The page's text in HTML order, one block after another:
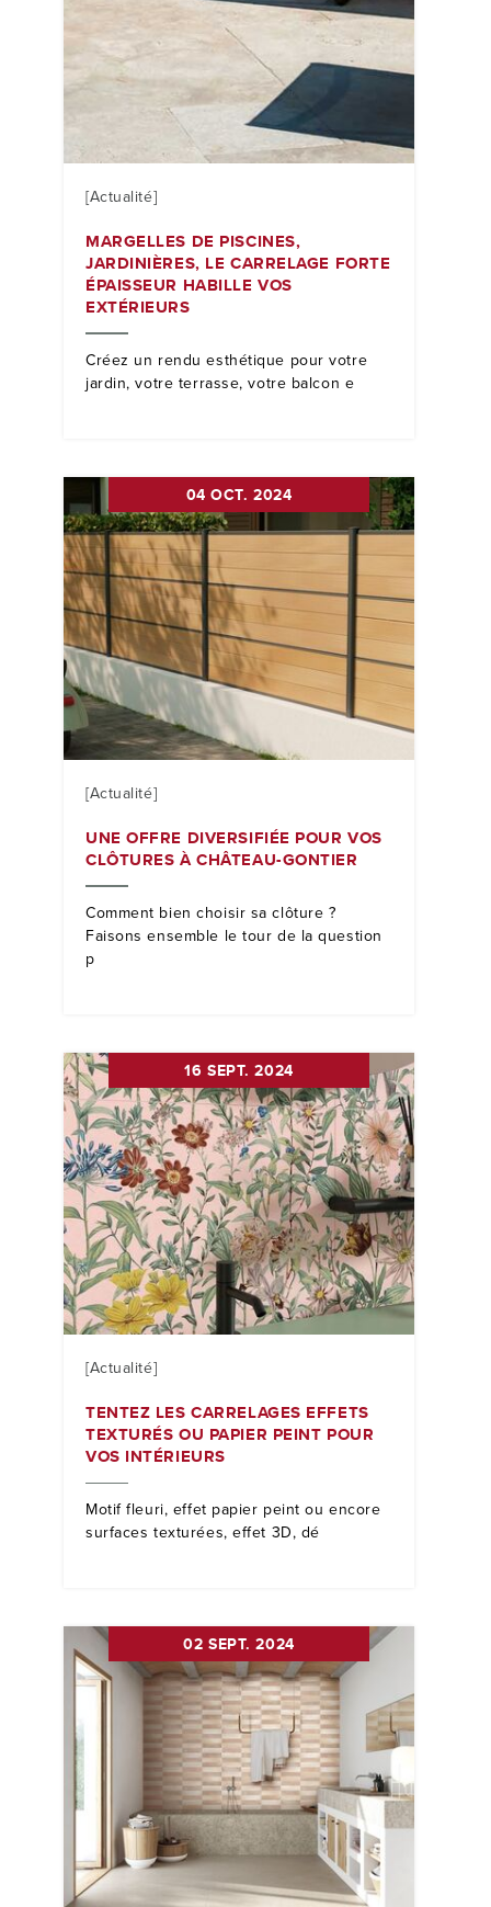
[Actualité]
MARGELLES DE PISCINES,
JARDINIÈRES, LE CARRELAGE FORTE
ÉPAISSEUR HABILLE VOS
EXTÉRIEURS
Créez un rendu esthétique pour votre
jardin, votre terrasse, votre balcon e
04 OCT. 2024
[Actualité]
UNE OFFRE DIVERSIFIÉE POUR VOS
CLÔTURES À CHÂTEAU-GONTIER
Comment bien choisir sa clôture ?
Faisons ensemble le tour de la question
p
16 SEPT. 2024
[Actualité]
TENTEZ LES CARRELAGES EFFETS
TEXTURÉS OU PAPIER PEINT POUR
VOS INTÉRIEURS
Motif fleuri, effet papier peint ou encore
surfaces texturées, effet 3D, dé
02 SEPT. 2024